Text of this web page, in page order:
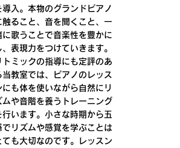
導入。本物のグランドピアノ
触ること、音を聞くこと、一
に歌うことで音楽性を豊かに
、表現力をつけていきます。
トミックの指導にも定評のあ
当教室では、ピアノのレッス
にも体を使いながら自然にリ
ムや音階を養うトレーニング
行います。小さな時期から五
でリズムや感覚を学ぶことは
ても大切なのです。レッスン